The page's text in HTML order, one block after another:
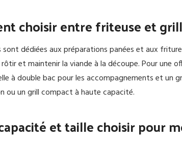
choisir entre friteuse et
sont dédiées aux préparations panées et aux
et maintenir la viande à la découpe. Pour
à double bac pour les accompagnements et un
ou un grill compact à haute capacité.
et taille choisir pour